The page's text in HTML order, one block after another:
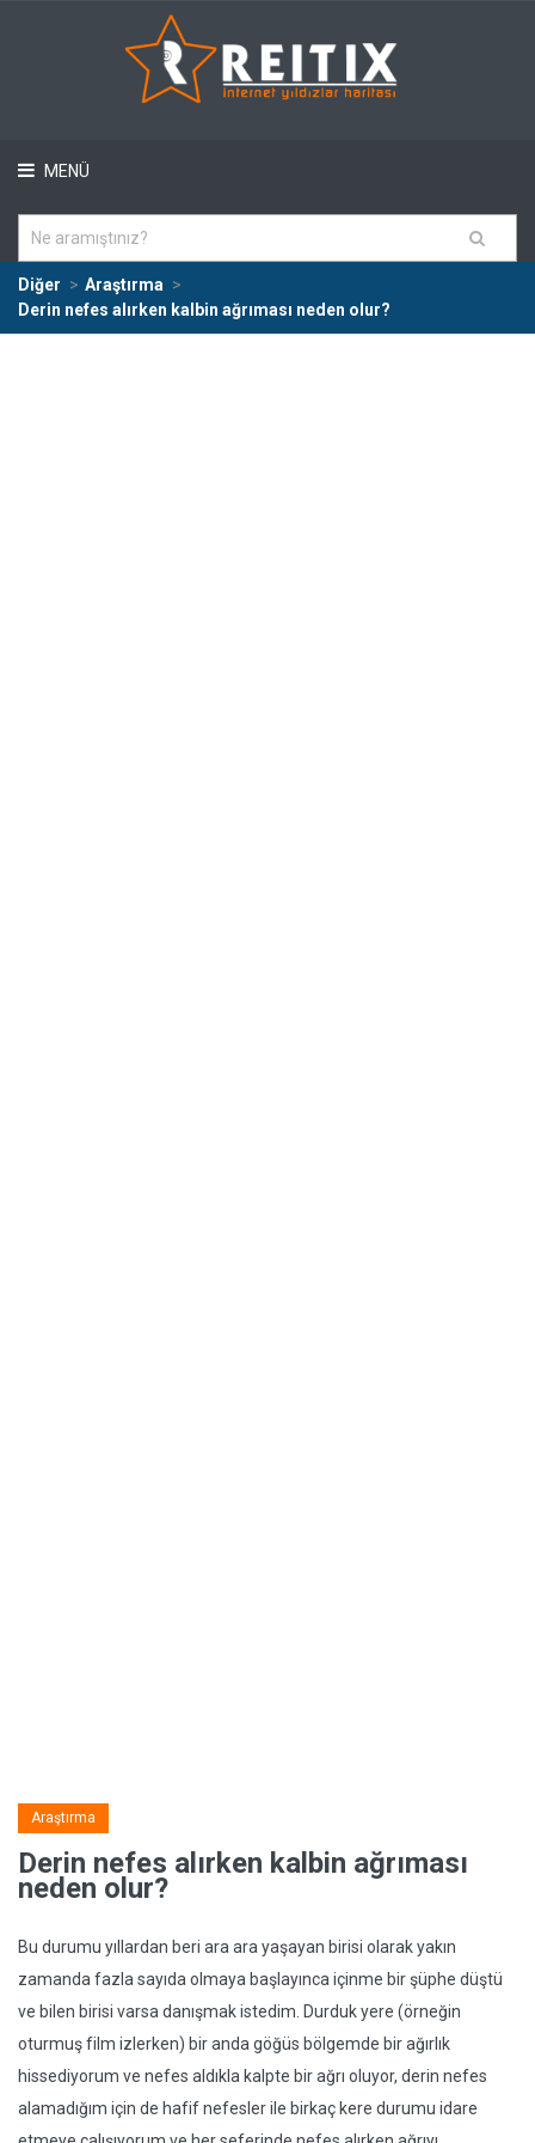
MENÜ
Diğer
Araştırma
Derin nefes alırken kalbin ağrıması neden olur?
Araştırma
Derin nefes alırken kalbin ağrıması
neden olur?
Bu durumu yıllardan beri ara ara yaşayan birisi olarak yakın
zamanda fazla sayıda olmaya başlayınca içinme bir şüphe düştü
ve bilen birisi varsa danışmak istedim. Durduk yere (örneğin
oturmuş film izlerken) bir anda göğüs bölgemde bir ağırlık
hissediyorum ve nefes aldıkla kalpte bir ağrı oluyor, derin nefes
alamadığım için de hafif nefesler ile birkaç kere durumu idare